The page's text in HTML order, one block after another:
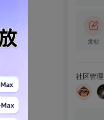
发帖
社区管